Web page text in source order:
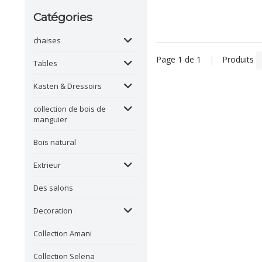
Catégories
chaises
Tables
Kasten & Dressoirs
collection de bois de
manguier
Bois natural
Extrieur
Des salons
Decoration
Collection Amani
Collection Selena
Page 1 de 1 | Produits